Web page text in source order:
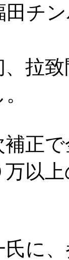
田チ
拉致
正で
以
に、